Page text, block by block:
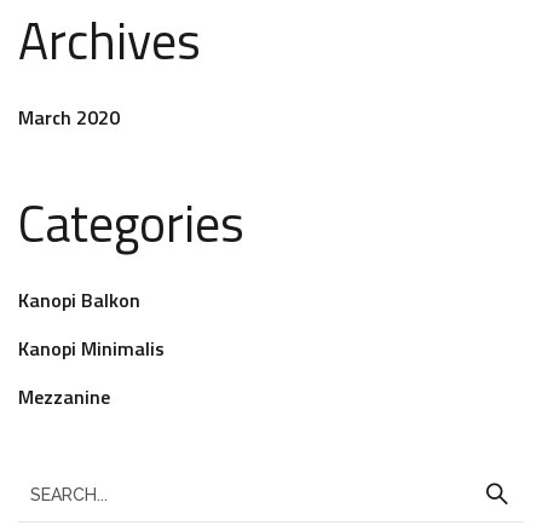
Archives
March 2020
Categories
Kanopi Balkon
Kanopi Minimalis
Mezzanine